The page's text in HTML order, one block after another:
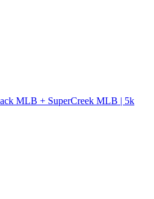
MLB + SuperCreek MLB | 5k